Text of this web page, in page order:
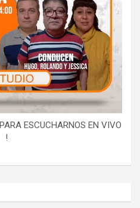
ESCUCHARNOS EN VIVO
!